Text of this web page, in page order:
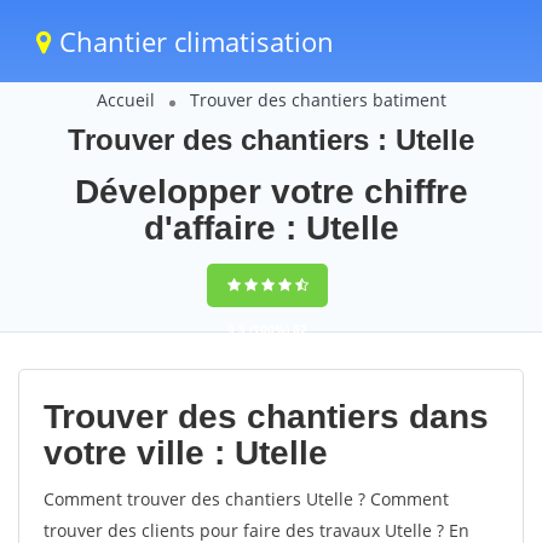
Chantier climatisation
Accueil Trouver des chantiers batiment
Trouver des chantiers : Utelle
Développer votre chiffre
d'affaire : Utelle
9,5(100%)62
votes
Trouver des chantiers dans
votre ville : Utelle
Comment trouver des chantiers Utelle ? Comment
trouver des clients pour faire des travaux Utelle ? En